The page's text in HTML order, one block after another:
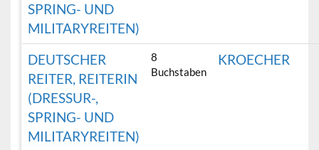
SPRING- UND
MILITARYREITEN)
DEUTSCHER
REITER, REITERIN
(DRESSUR-,
SPRING- UND
MILITARYREITEN)
8
Buchstaben
KROECHER